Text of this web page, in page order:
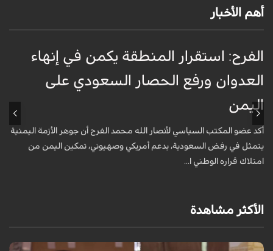
أهم الأخبار
الفرح: استقرار المنطقة يكمن في إنهاء
العدوان ورفع الحصار السعودي على
اليمن
أكد عضو المكتب السياسي لأنصار الله محمد الفرح أن جوهر الأزمة اليمنية
يتمثل في رفض السعودية، بدعم أمريكي وصهيوني، تمكين اليمن من
امتلاك قراره الوطني ا...
الأكثر مشاهدة